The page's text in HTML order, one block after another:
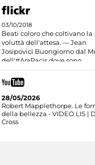
03/10/2018
Beati coloro che coltivano la
voluttà dell'attesa. — Jean
Josipovici Buongiorno dal
dell'#AraPacis dove sono
28/05/2026
Robert Mapplethorpe. Le
della bellezza - VIDEO LIS |
Cross